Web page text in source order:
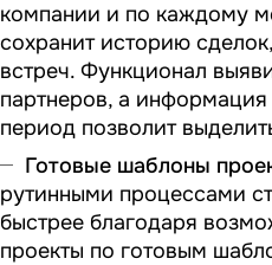
компании и по каждому
сохранит историю
встреч. Функционал
партнеров, а информация
период позволит
Готовые шаблоны
рутинными процессами
быстрее благодаря
проекты по готовым